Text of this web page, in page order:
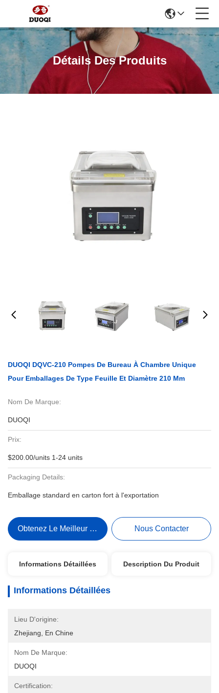
Détails Des Produits
DUOQI DQVC-210 Pompes De Bureau À Chambre Unique
Pour Emballages De Type Feuille Et Diamètre 210 Mm
Nom De Marque:
DUOQI
Prix:
$200.00/units 1-24 units
Packaging Details:
Emballage standard en carton fort à l'exportation
Obtenez Le Meilleur Prix Nous Contacter
Informations Détaillées Description Du Produit
Informations Détaillées
Lieu D'origine:
Zhejiang, En Chine
Nom De Marque:
DUOQI
Certification: